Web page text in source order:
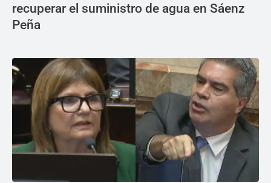
recuperar el suministro de agua en Sáenz
Peña